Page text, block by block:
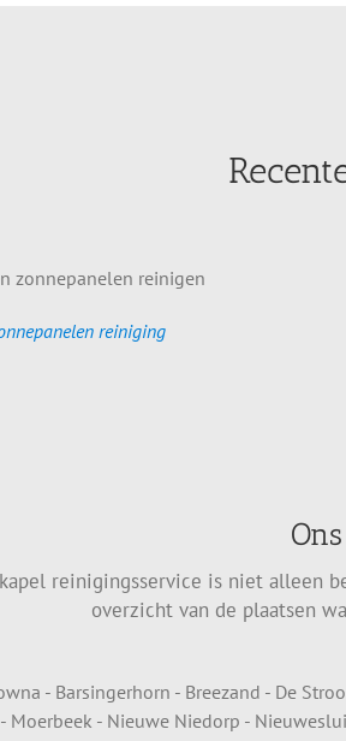
reiniging
reinigingsservice is niet alleen
overzicht van de plaatsen
- Barsingerhorn - Breezand - De
Moerbeek - Nieuwe Niedorp -